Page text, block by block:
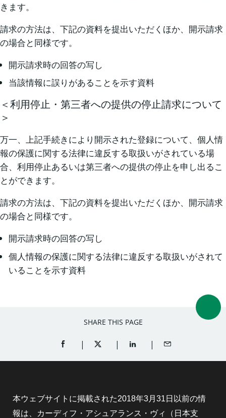
きます。
請求の方法は、下記の資料を提出いただくほか、開示請求
の場合と同様です。
開示請求時の回答の写し
当該情報に誤りがあることを示す資料
＜利用停止・第三者への提供の停止請求について
＞
万一、上記手続きにより開示された登録について、個人情
報の保護に関する法律に違反する取扱いがされている場
合、利用停止あるいは第三者への提供の停止を申し出るこ
とができます。
請求の方法は、下記の資料を提出いただくほか、開示請求
の場合と同様です。
開示請求時の回答の写し
個人情報の保護に関する法律に違反する取扱いがされて
いることを示す資料
SHARE THIS PAGE
SHARE ON FACEBOOK (OPENS A NEW WINDOW)
SHARE ON TWITTER (OPENS A NEW
SHARE ON LINKEDIN
SHARE BY EMAIL
本ウェブサイトに掲載された2018年3月31日以前の情
報は、カーディフ・アシュアランス・ヴィ（日本支